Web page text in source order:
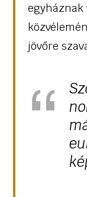
egyháznak
jövőre